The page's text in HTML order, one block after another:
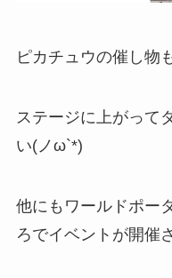
ピカチュウの催し物
ステージに上がって
い(ノω`*)
他にもワールドポー
ろでイベントが開催